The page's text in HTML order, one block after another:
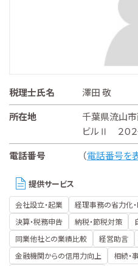
税理士氏名
澤田 敬
所在地
千葉県流山市
ビルⅡ ２０
電話番号
（電話番号を
提供サービス
会社設立・起業 経理事務の省力化
決算・税務申告
納税・節税対策
同業他社との業績比較
経営助言
金融機関からの信用力向上
相続・